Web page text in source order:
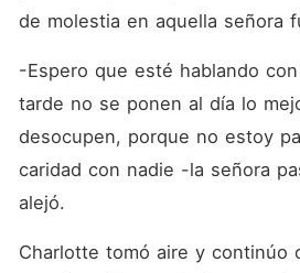
de molestia en aquella señora
-Espero que esté hablando
tarde no se ponen al día lo
desocupen, porque no estoy
caridad con nadie -la señora
alejó.
Charlotte tomó aire y continúo